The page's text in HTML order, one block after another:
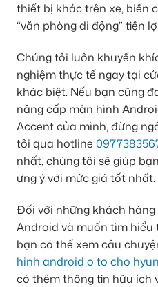
thiết bị khác trên xe, biến
“văn phòng di động” tiện
Chúng tôi luôn khuyến
nghiệm thực tế ngay tại
khác biệt. Nếu bạn cũng
nâng cấp màn hình
Accent của mình, đừng
tôi qua hotline
nhất, chúng tôi sẽ giúp
ưng ý với mức giá tốt nhất.
Đối với những khách
Android và muốn tìm hiểu
bạn có thể xem câu
hinh android o to cho
có thêm thông tin hữu ích